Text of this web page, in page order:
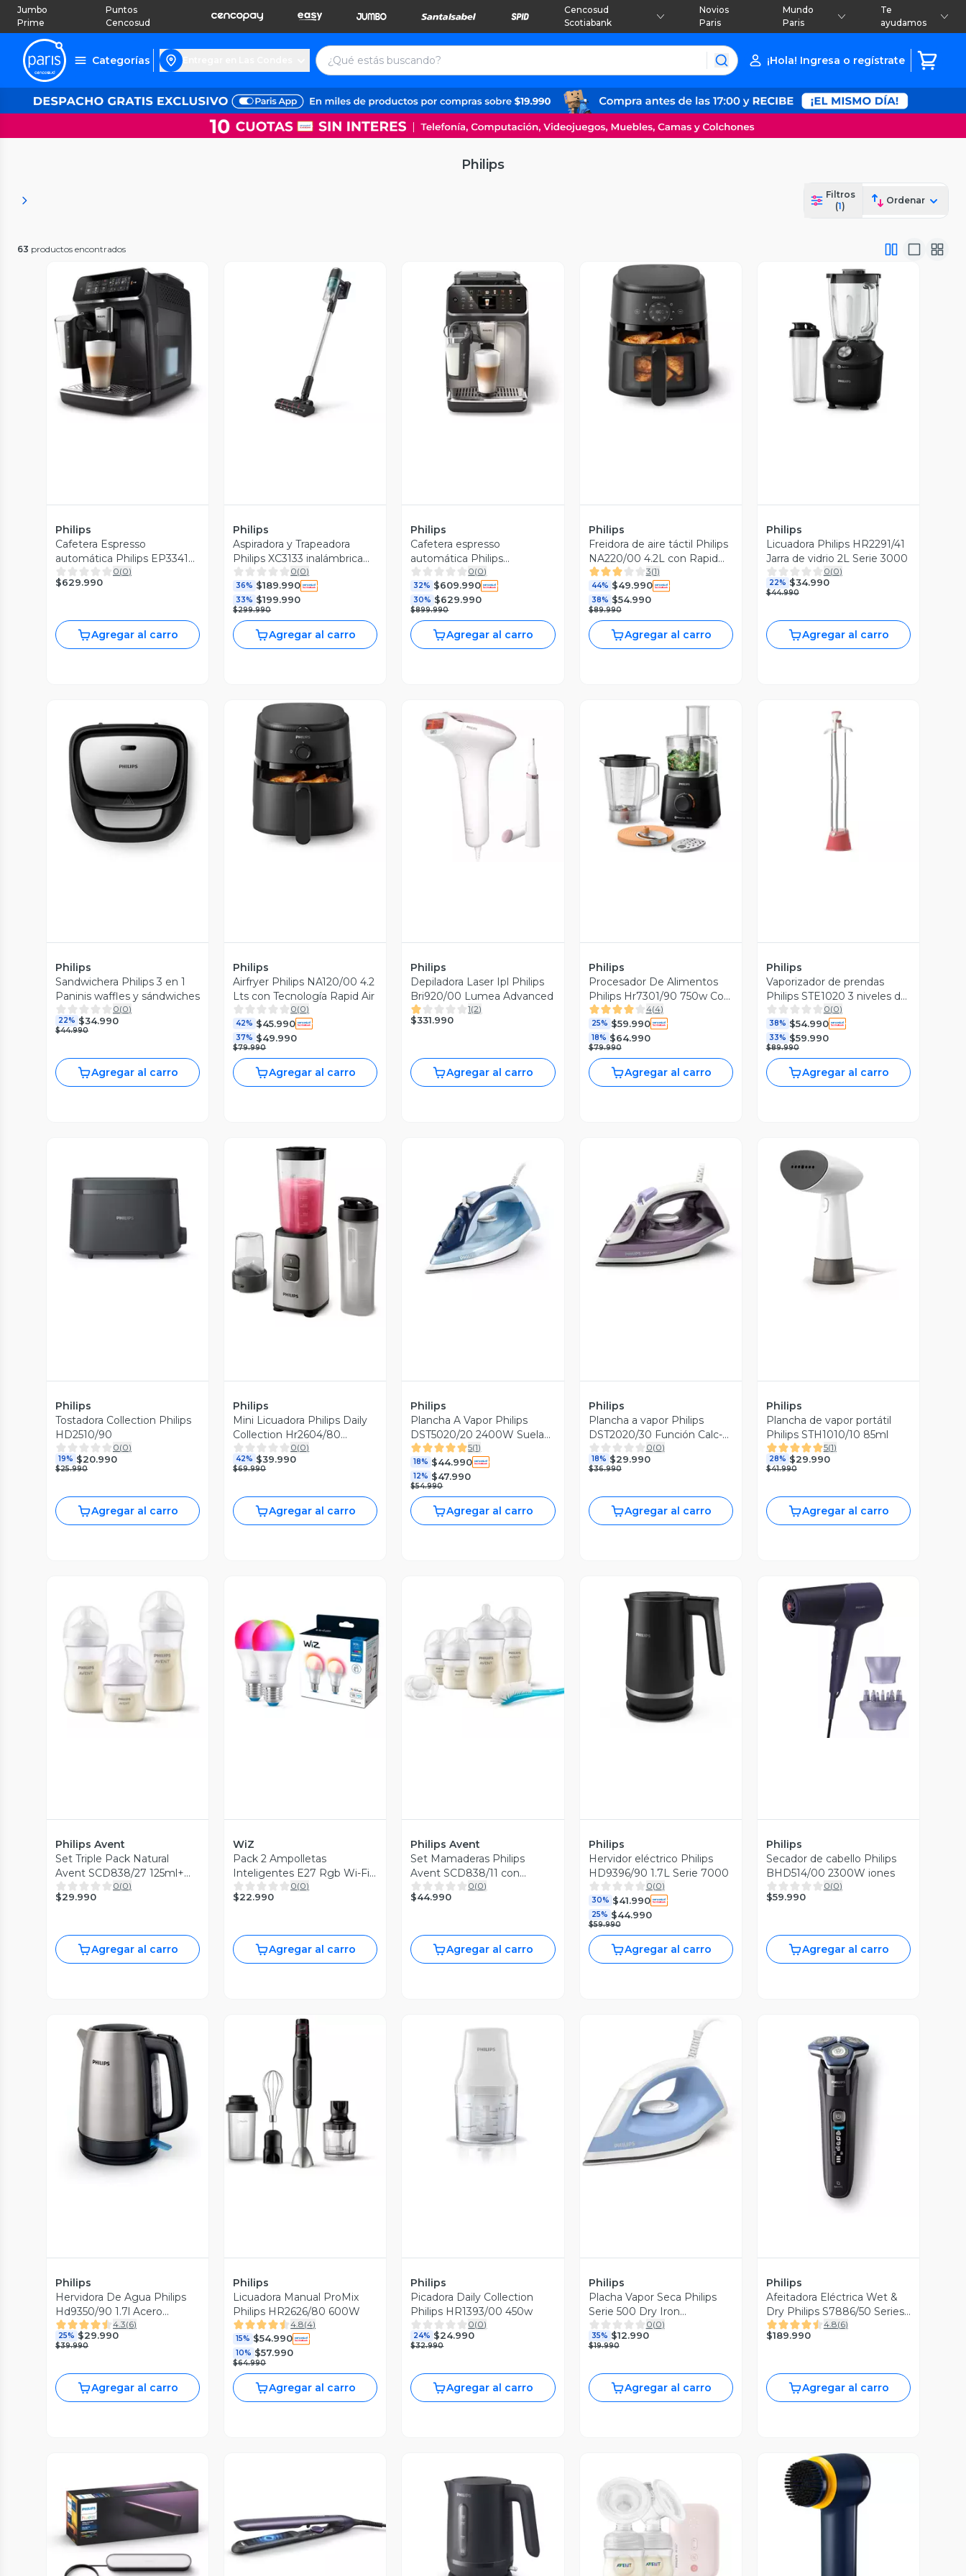
Jumbo
Prime
Puntos
Cencosud
Cencosud
Scotiabank
Novios
Paris
Mundo
Paris
Te
ayudamos
Categorías ¡Hola! Ingresa o regístrate
Philips
Filtros
(1)
Ordenar
63 productos encontrados
Vista Previa
Philips
Cafetera Espresso
automática Philips EP3341
Sistema Latte Go
0(0)
$629.990
Agregar al carro
Vista Previa
Philips
Aspiradora y Trapeadora
Philips XC3133 inalámbrica
vertical
0(0)
36% $189.990
33% $199.990
$299.990
Agregar al carro
Vista Previa
Philips
Cafetera espresso
automática Philips
EP5547/90 Sistema Latte
0(0)
32% $609.990
30% $629.990
$899.990
Agregar al carro
Vista Previa
Philips
Freidora de aire táctil Philips
NA220/00 4.2L con Rapid
Air
3(1)
44% $49.990
38% $54.990
$89.990
Agregar al carro
Vista Previa
Philips
Licuadora Philips HR2291/41
Jarra de vidrio 2L Serie 3000
0(0)
22% $34.990
$44.990
Agregar al carro
Vista Previa
Philips
Sandwichera Philips 3 en 1
Paninis waffles y sándwiches
0(0)
22% $34.990
$44.990
Agregar al carro
Vista Previa
Philips
Airfryer Philips NA120/00 4.2
Lts con Tecnología Rapid Air
0(0)
42% $45.990
37% $49.990
$79.990
Agregar al carro
Vista Previa
Philips
Depiladora Laser Ipl Philips
Bri920/00 Lumea Advanced
1(2)
$331.990
Agregar al carro
Vista Previa
Philips
Procesador De Alimentos
Philips Hr7301/90 750w Con
Licuadora
4(4)
25% $59.990
18% $64.990
$79.990
Agregar al carro
Vista Previa
Philips
Vaporizador de prendas
Philips STE1020 3 niveles de
vapor
0(0)
38% $54.990
33% $59.990
$89.990
Agregar al carro
Philips
Tostadora Collection Philips
HD2510/90
0(0)
19% $20.990
$25.990
Agregar al carro
Vista Previa
Philips
Mini Licuadora Philips Daily
Collection Hr2604/80
Batidos
0(0)
42% $39.990
$69.990
Agregar al carro
Vista Previa
Philips
Plancha A Vapor Philips
DST5020/20 2400W Suela
Steam Glide
5(1)
18% $44.990
12% $47.990
$54.990
Agregar al carro
Vista Previa
Philips
Plancha a vapor Philips
DST2020/30 Función Calc-
Clean
0(0)
18% $29.990
$36.990
Agregar al carro
Vista Previa
Philips
Plancha de vapor portátil
Philips STH1010/10 85ml
5(1)
28% $29.990
$41.990
Agregar al carro
Vista Previa
Philips Avent
Set Triple Pack Natural
Avent SCD838/27 125ml+
260ml y 330ml
0(0)
$29.990
Agregar al carro
Vista Previa
WiZ
Pack 2 Ampolletas
Inteligentes E27 Rgb Wi-Fi
Bluetooth Led
0(0)
$22.990
Agregar al carro
Vista Previa
Philips Avent
Set Mamaderas Philips
Avent SCD838/11 con
chupete y cepillo
0(0)
$44.990
Agregar al carro
Vista Previa
Philips
Hervidor eléctrico Philips
HD9396/90 1.7L Serie 7000
0(0)
30% $41.990
25% $44.990
$59.990
Agregar al carro
Vista Previa
Philips
Secador de cabello Philips
BHD514/00 2300W iones
0(0)
$59.990
Agregar al carro
Vista Previa
Philips
Hervidora De Agua Philips
Hd9350/90 1.7l Acero
Inoxidable 4.3(6)
25% $29.990
$39.990
Agregar al carro
Vista Previa
Philips
Licuadora Manual ProMix
Philips HR2626/80 600W
4.8(4)
15% $54.990
10% $57.990
$64.990
Agregar al carro
Vista Previa
Philips
Picadora Daily Collection
Philips HR1393/00 450w
0(0)
24% $24.990
$32.990
Agregar al carro
Vista Previa
Philips
Placha Vapor Seca Philips
Serie 500 Dry Iron
DST0520/20 Azul
0(0)
35% $12.990
$19.990
Agregar al carro
Vista Previa
Philips
Afeitadora Eléctrica Wet &
Dry Philips S7886/50 Series
7000
4.8(6)
$189.990
Agregar al carro
Vista Previa Vista Previa Vista Previa